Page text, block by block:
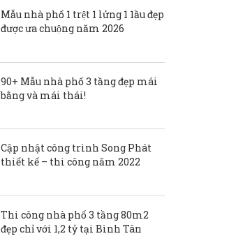
Mẫu nhà phố 1 trệt 1 lửng 1 1ầu đẹp
được ưa chuộng năm 2026
90+ Mẫu nhà phố 3 tầng đẹp mái
bằng và mái thái!
Cập nhật công trình Song Phát
thiết kế – thi công năm 2022
Thi công nhà phố 3 tầng 80m2
đẹp chỉ với 1,2 tỷ tại Bình Tân